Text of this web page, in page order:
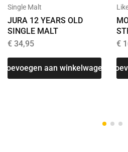
Single Malt
JURA 12 YEARS OLD
SINGLE MALT
€ 34,95
Toevoegen aan winkelwagen
€